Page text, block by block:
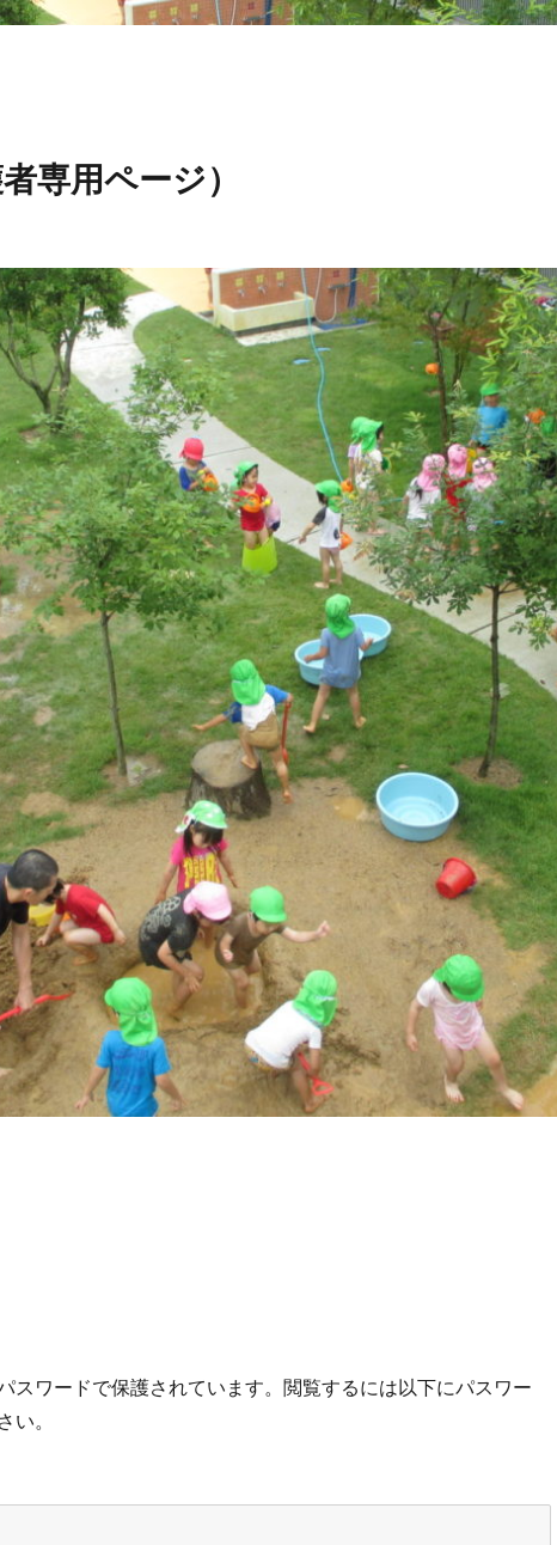
専用ページ）
スワードで保護されています。閲覧するには以下にパスワー
い。